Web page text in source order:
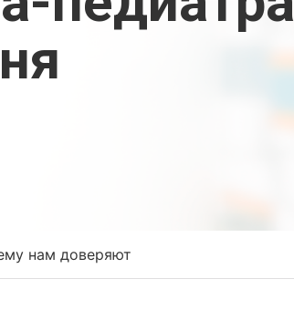
нам доверяют